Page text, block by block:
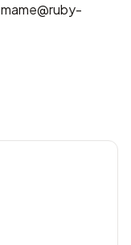
mame@ruby-